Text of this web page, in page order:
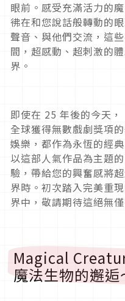
眼前。感受充滿活力的
彿在和您說話般轉動的
聲音、與他們交流，這
間，超感動、超刺激的
界。
即使在 25 年後的今天，
全球獲得無數戲劇獎項
娛樂，都作為永恆的經
以這部人氣作品為主題
驗，帶給您的興奮感將
界時。初次踏入完美重
界中，敬請期待這絕無
Magical
魔法生物的邂逅